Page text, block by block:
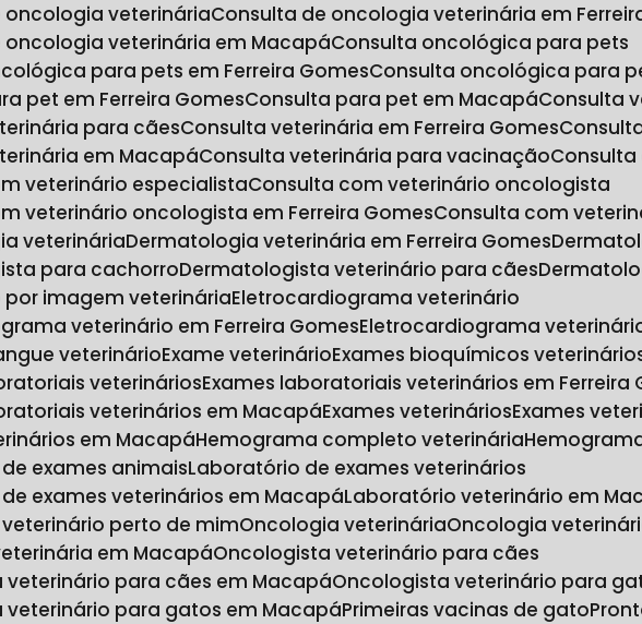
oncologia veterinária Consulta de oncologia veterinária em
oncologia veterinária em Macapá Consulta oncológica para pets
para pets em Ferreira Gomes Consulta oncológica para
pet em Ferreira Gomes Consulta para pet em Macapá Consulta
para cães Consulta veterinária em Ferreira Gomes
em Macapá Consulta veterinária para vacinação
veterinário especialista Consulta com veterinário oncologista
veterinário oncologista em Ferreira Gomes Consulta com
veterinária Dermatologia veterinária em Ferreira Gomes
para cachorro Dermatologista veterinário para cães
por imagem veterinária Eletrocardiograma veterinário
veterinário em Ferreira Gomes Eletrocardiograma
veterinário Exame veterinário Exames bioquímicos
veterinários Exames laboratoriais veterinários em Ferreira
veterinários em Macapá Exames veterinários Exames
em Macapá Hemograma completo veterinária
exames animais Laboratório de exames veterinários
de exames veterinários em Macapá Laboratório veterinário em
veterinário perto de mim
Oncologia veterinária
Oncologia
em Macapá
Oncologista veterinário para cães
veterinário para cães em Macapá
Oncologista veterinário para
veterinário para gatos em Macapá Primeiras vacinas de gato